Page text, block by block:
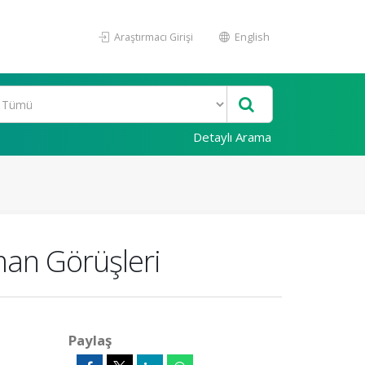
Araştırmacı Girişi English
Detaylı Arama
Görüşleri
Paylaş